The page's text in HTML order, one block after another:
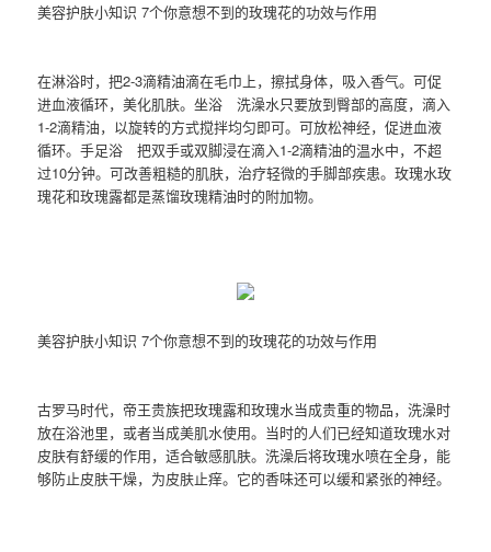
美容护肤小知识 7个你意想不到的玫瑰花的功效与作用
在淋浴时，把2-3滴精油滴在毛巾上，擦拭身体，吸入香气。可促
进血液循环，美化肌肤。坐浴 洗澡水只要放到臀部的高度，滴入
1-2滴精油，以旋转的方式搅拌均匀即可。可放松神经，促进血液
循环。手足浴 把双手或双脚浸在滴入1-2滴精油的温水中，不超
过10分钟。可改善粗糙的肌肤，治疗轻微的手脚部疾患。玫瑰水玫
瑰花和玫瑰露都是蒸馏玫瑰精油时的附加物。
美容护肤小知识 7个你意想不到的玫瑰花的功效与作用
古罗马时代，帝王贵族把玫瑰露和玫瑰水当成贵重的物品，洗澡时
放在浴池里，或者当成美肌水使用。当时的人们已经知道玫瑰水对
皮肤有舒缓的作用，适合敏感肌肤。洗澡后将玫瑰水喷在全身，能
够防止皮肤干燥，为皮肤止痒。它的香味还可以缓和紧张的神经。